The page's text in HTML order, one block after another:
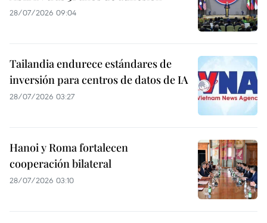
28/07/2026 09:04
Tailandia endurece estándares de
inversión para centros de datos de IA
28/07/2026 03:27
Hanoi y Roma fortalecen
cooperación bilateral
28/07/2026 03:10